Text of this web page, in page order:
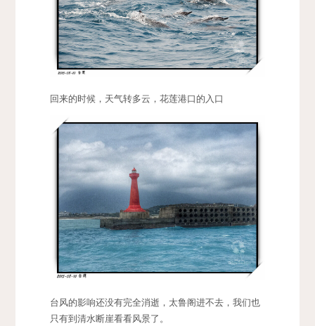
回来的时候，天气转多云，花莲港口的入口
台风的影响还没有完全消逝，太鲁阁进不去，我们也
只有到清水断崖看看风景了。